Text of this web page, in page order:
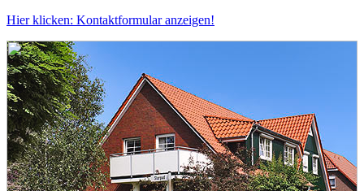
Hier klicken: Kontaktformular anzeigen!